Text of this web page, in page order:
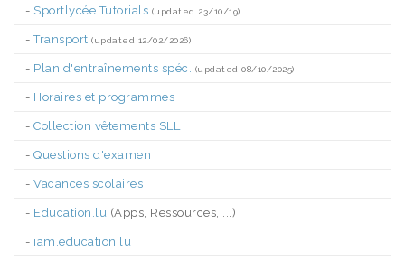
- Sportlycée Tutorials (updated 23/10/19)
-Transport (updated 12/02/2026)
- Plan d'entraînements spéc. (updated 08/10/2025)
- Horaires et programmes
- Collection vêtements SLL
- Questions d'examen
- Vacances scolaires
- Education.lu (Apps, Ressources, ...)
- iam.education.lu